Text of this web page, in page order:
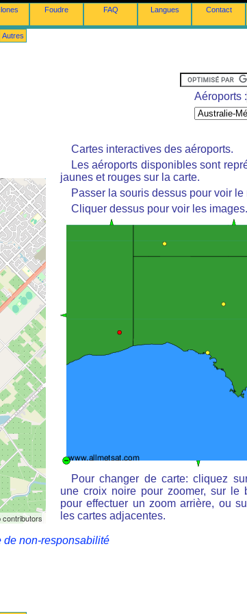
Foudre FAQ Langues Contact
Autres
Aéroports :
contributors
Cartes interactives des aéroports.
Les aéroports disponibles sont
jaunes et rouges sur la carte.
Passer la souris dessus pour voir le
Cliquer dessus pour voir les images.
Pour changer de carte: cliquez
une croix noire pour zoomer, sur le
pour effectuer un zoom arrière, ou
les cartes adjacentes.
de non-responsabilité